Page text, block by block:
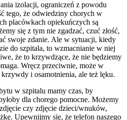
izolacji, ograniczeń z powodu
tego, że odwiedziny chorych w
placówkach opiekuńczych są
się z tym nie zgadzać, czuć złość,
swoje zdanie. Ale w sytuacji, kiedy
do szpitala, to wzmacnianie w niej
że to krzywdzące, że nie będziemy
Wręcz przeciwnie, może w
i osamotnienia, ale też lęku.
w szpitalu mamy czas, by
dla chorego pomocne. Możemy
czy zdjęcie dzieci/wnuków,
Upewnijmy się, że telefon naszego